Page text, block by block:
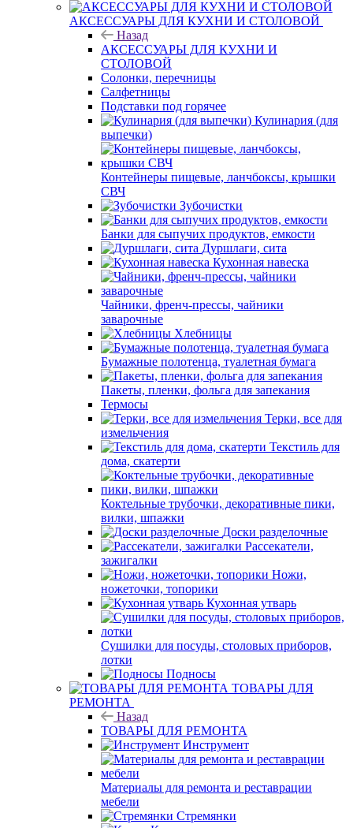
АКСЕССУАРЫ ДЛЯ КУХНИ И СТОЛОВОЙ
Назад
АКСЕССУАРЫ ДЛЯ КУХНИ И
СТОЛОВОЙ
Солонки, перечницы
Салфетницы
Подставки под горячее
Кулинария (для
выпечки)
Контейнеры пищевые, ланчбоксы, крышки
СВЧ
Зубочистки
Банки для сыпучих продуктов, емкости
Дуршлаги, сита
Кухонная навеска
Чайники, френч-прессы, чайники
заварочные
Хлебницы
Бумажные полотенца, туалетная бумага
Пакеты, пленки, фольга для запекания
Термосы
Терки, все для
измельчения
Текстиль для
дома, скатерти
Коктельные трубочки, декоративные пики,
вилки, шпажки
Доски разделочные
Рассекатели,
зажигалки
Ножи,
ножеточки, топорики
Кухонная утварь
Сушилки для посуды, столовых приборов,
лотки
Подносы
ТОВАРЫ ДЛЯ
РЕМОНТА
Назад
ТОВАРЫ ДЛЯ РЕМОНТА
Инструмент
Материалы для ремонта и реставрации
мебели
Стремянки